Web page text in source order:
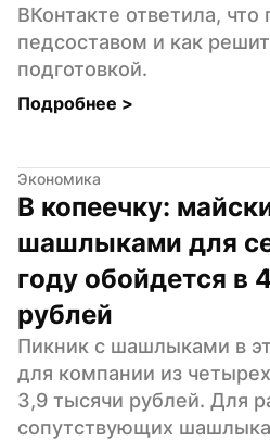
ВКонтакте ответила, что
педсоставом и как
подготовкой.
Подробнее >
Экономика
В копеечку:
шашлыками для
году обойдется в
рублей
Пикник с шашлыками в
для компании из
3,9 тысячи рублей. Для
сопутствующих